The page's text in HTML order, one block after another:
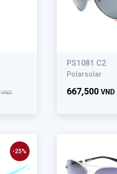
VND
PS1081 C2
Polarsolar
667,500 VND
-25%